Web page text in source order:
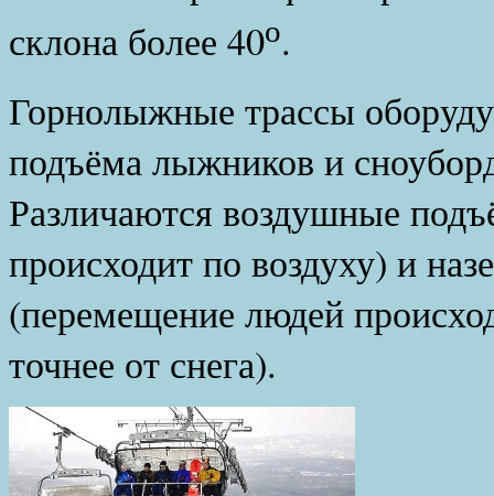
склона более 40о.
Горнолыжные трассы
подъёма лыжников и
Различаются воздушные
происходит по воздуху) и
(перемещение людей
точнее от снега).